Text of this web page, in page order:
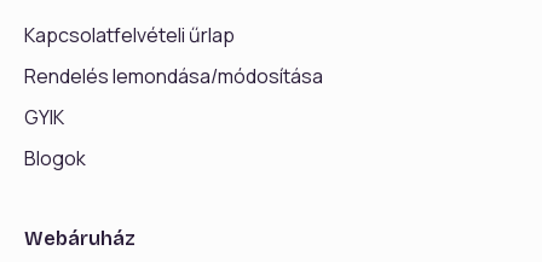
Kapcsolatfelvételi űrlap
Rendelés lemondása/módosítása
GYIK
Blogok
Webáruház